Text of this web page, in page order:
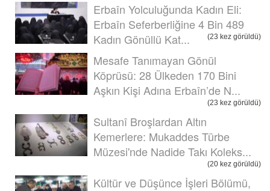
Erbaîn Yolculuğunda Kadın Eli:
Erbaîn Seferberliğine 4 Bin 489
Kadın Gönüllü Kat...
(23 kez görüldü)
Mesafe Tanımayan Gönül
Köprüsü: 28 Ülkeden 170 Bini
Aşkın Kişi Adına Erbaîn’de N...
(23 kez görüldü)
Sultanî Broşlardan Altın
Kemerlere: Mukaddes Türbe
Müzesi'nde Nadide Takı Koleks...
(20 kez görüldü)
Kültür ve Düşünce İşleri Bölümü,